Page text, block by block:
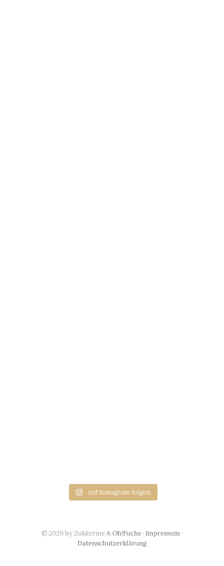
Auf Instagram folgen
© 2020 by Zukkerme &Oh!Fuchs· Impressum ·
Datenschutzerklärung